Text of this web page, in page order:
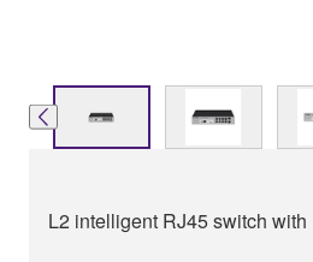
L2 intelligent RJ45 switch with